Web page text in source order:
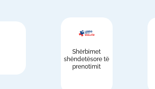
Shërbimet
shëndetësore të
prenotimit